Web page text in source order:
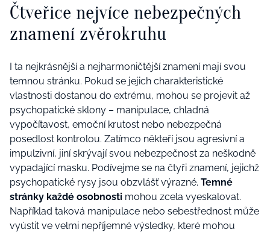
Čtveřice nejvíce nebezpečných
znamení zvěrokruhu
I ta nejkrásnější a nejharmoničtější znamení mají svou
temnou stránku. Pokud se jejich charakteristické
vlastnosti dostanou do extrému, mohou se projevit až
psychopatické sklony – manipulace, chladná
vypočítavost, emoční krutost nebo nebezpečná
posedlost kontrolou. Zatímco někteří jsou agresivní a
impulzivní, jiní skrývají svou nebezpečnost za neškodně
vypadající masku. Podívejme se na čtyři znamení, jejichž
psychopatické rysy jsou obzvlášť výrazné. Temné
stránky každé osobnosti mohou zcela vyeskalovat.
Například taková manipulace nebo sebestřednost může
vyústit ve velmi nepříjemné výsledky, které mohou